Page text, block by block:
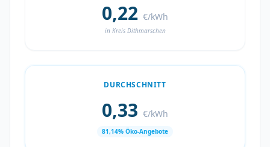
0,22 €/kWh
in Kreis Dithmarschen
DURCHSCHNITT
0,33 €/kWh
81,14% Öko-Angebote